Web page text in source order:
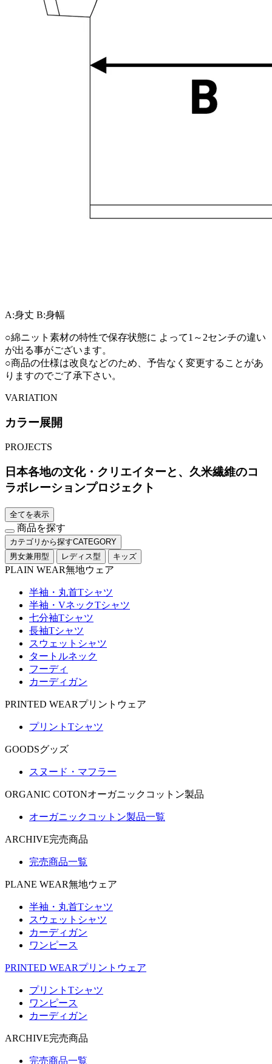
A:身丈 B:身幅
○綿ニット素材の特性で保存状態に よって1～2センチの違い
が出る事がございます。
○商品の仕様は改良などのため、予告なく変更することがあ
りますのでご了承下さい。
VARIATION
カラー展開
PROJECTS
日本各地の文化・クリエイターと、久米繊維のコ
ラボレーションプロジェクト
全てを表示
商品を探す
カテゴリから探すCATEGORY
男女兼用型
レディス型 キッズ
PLAIN WEAR無地ウェア
半袖・丸首Tシャツ
半袖・VネックTシャツ
七分袖Tシャツ
長袖Tシャツ
スウェットシャツ
タートルネック
フーディ
カーディガン
PRINTED WEARプリントウェア
プリントTシャツ
GOODSグッズ
スヌード・マフラー
ORGANIC COTONオーガニックコットン製品
オーガニックコットン製品一覧
ARCHIVE完売商品
完売商品一覧
PLANE WEAR無地ウェア
半袖・丸首Tシャツ
スウェットシャツ
カーディガン
ワンピース
PRINTED WEARプリントウェア
プリントTシャツ
ワンピース
カーディガン
ARCHIVE完売商品
完売商品一覧